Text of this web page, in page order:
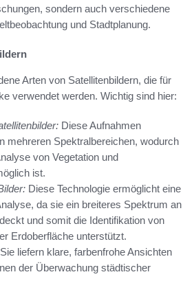
sondern auch verschiedene
und Stadtplanung.
Arten von Satellitenbildern, die für
verwendet werden. Wichtig sind hier:
Diese Aufnahmen
mehreren Spektralbereichen, wodurch
von Vegetation und
ist.
Diese Technologie ermöglicht eine
da sie ein breiteres Spektrum an
und somit die Identifikation von
Erdoberfläche unterstützt.
Sie liefern klare, farbenfrohe Ansichten
der Überwachung städtischer